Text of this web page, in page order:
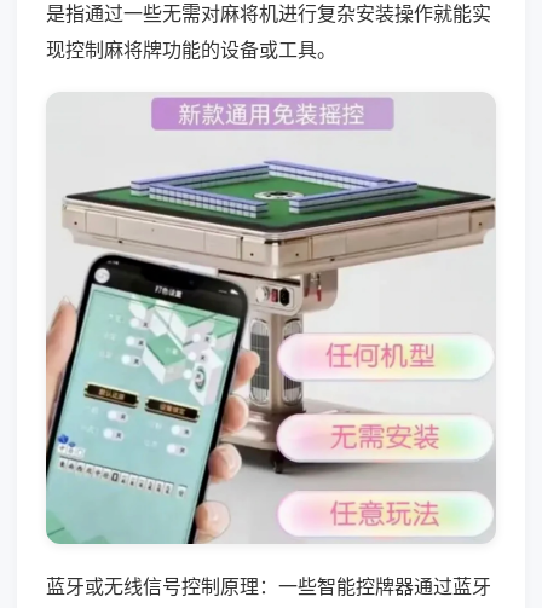
是指通过一些无需对麻将机进行复杂安装操作就能实
现控制麻将牌功能的设备或工具。
蓝牙或无线信号控制原理：一些智能控牌器通过蓝牙